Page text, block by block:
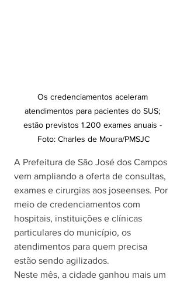
Os credenciamentos aceleram
atendimentos para pacientes do SUS;
estão previstos 1.200 exames anuais -
Foto: Charles de Moura/PMSJC
A Prefeitura de São José dos Campos
vem ampliando a oferta de consultas,
exames e cirurgias aos joseenses. Por
meio de credenciamentos com
hospitais, instituições e clínicas
particulares do município, os
atendimentos para quem precisa
estão sendo agilizados.
Neste mês, a cidade ganhou mais um